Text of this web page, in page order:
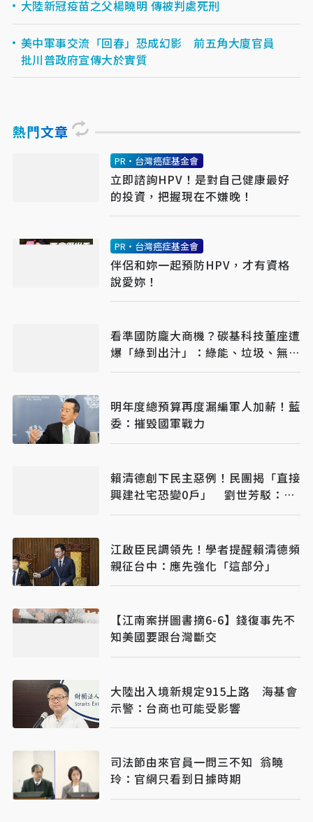
大陸新冠疫苗之父楊曉明 傳被判處死刑
美中軍事交流「回春」恐成幻影 前五角大廈官員
批川普政府宣傳大於實質
熱門文章
PR・台灣癌症基金會
立即諮詢HPV！是對自己健康最好
的投資，把握現在不嫌晚！
PR・台灣癌症基金會
伴侶和妳一起預防HPV，才有資格
說愛妳！
看準國防龐大商機？碳基科技董座遭
爆「綠到出汁」：綠能、垃圾、無人
機全包
明年度總預算再度漏編軍人加薪！藍
委：摧毀國軍戰力
賴清德創下民主惡例！民團揭「直接
興建社宅恐變0戶」 劉世芳駁：以
偏概全
江啟臣民調領先！學者提醒賴清德頻
親征台中：應先強化「這部分」
【江南案拼圖書摘6-6】錢復事先不
知美國要跟台灣斷交
大陸出入境新規定915上路 海基會
示警：台商也可能受影響
司法節由來官員一問三不知 翁曉
玲：官網只看到日據時期